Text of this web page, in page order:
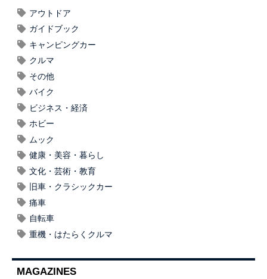
アウトドア
ガイドブック
キャンピングカー
クルマ
その他
バイク
ビジネス・経済
ホビー
ムック
健康・美容・暮らし
文化・芸術・教育
旧車・クラシックカー
痛車
自転車
重機・はたらくクルマ
MAGAZINES